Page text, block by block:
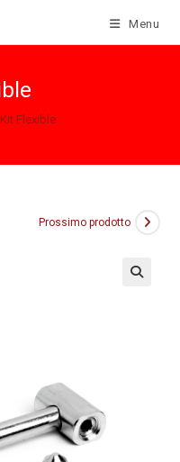
Menu
Kit Flexible
Prossimo prodotto